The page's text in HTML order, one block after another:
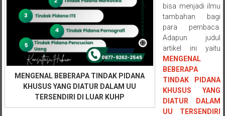
Batu/
Blitar/Surabaya/Palembang/
Bekasi/Jakarta
selatan/
Jakarta
Utara/
Jakarta
Pusat/
MENGENAL BEBERAPA TINDAK PIDANA
KHUSUS YANG DIATUR DALAM UU
TERSENDIRI DI LUAR KUHP
bisa menjadi ilmu
tambahan bagi
para pembaca.
Adapun judul
artikel ini yaitu
MENGENAL
BEBERAPA
TINDAK PIDANA
KHUSUS YANG
DIATUR DALAM
UU TERSENDIRI